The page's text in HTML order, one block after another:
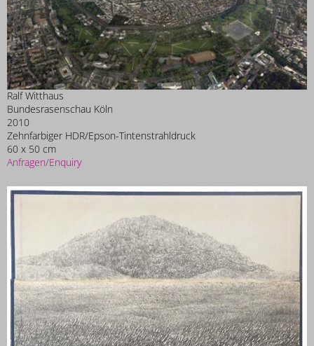
Ralf Witthaus
Bundesrasenschau Köln
2010
Zehnfarbiger HDR/Epson-Tintenstrahldruck
60 x 50 cm
Anfragen/Enquiry